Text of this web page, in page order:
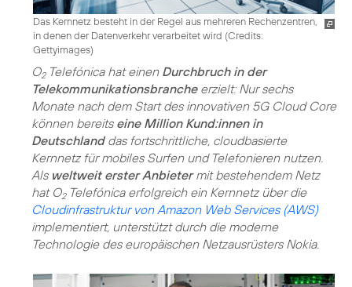
Das Kernnetz besteht in der Regel aus mehreren Rechenzentren,
in denen der Datenverkehr verarbeitet wird (Credits:
Gettyimages)
O2Telefónica hat einen Durchbruch in der
Telekommunikationsbrancheerzielt: Nur sechs
Monate nach dem Start des innovativen 5G Cloud Core
können bereits eine Million Kund:innen in
Deutschlanddas fortschrittliche, cloudbasierte
Kernnetz für mobiles Surfen und Telefonieren nutzen.
Als weltweit erster Anbietermit bestehendem Netz
hat O2Telefónica erfolgreich ein Kernnetz über die
Cloudinfrastruktur von Amazon Web Services (AWS)
implementiert, unterstützt durch die moderne
Technologie des europäischen Netzausrüsters Nokia.